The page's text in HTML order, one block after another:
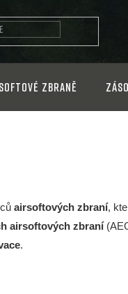
zbraně
airsoftových zbraní,
airsoftových zbraní
.